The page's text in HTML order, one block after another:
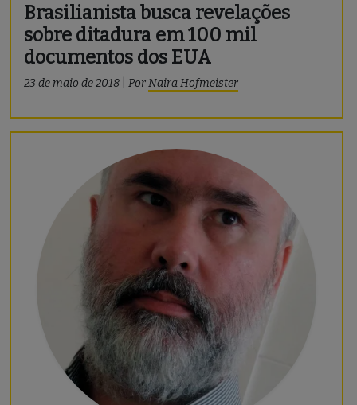
Brasilianista busca revelações
sobre ditadura em 100 mil
documentos dos EUA
23 de maio de 2018 PorNaira Hofmeister